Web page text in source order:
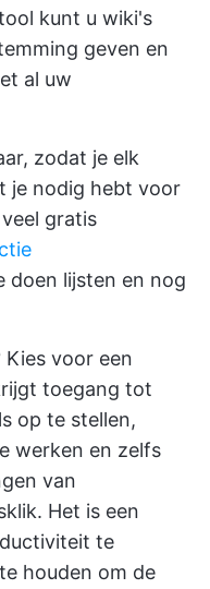
kunt u wiki's
geven en
al uw
zodat je elk
je nodig hebt voor
gratis
doen lijsten en nog
voor een
toegang tot
op te stellen,
werken en zelfs
van
Het is een
te
houden om de